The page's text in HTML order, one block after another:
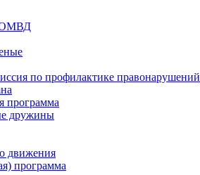
ОМВД
по профилактике правонарушений
программа
дружины
движения
программа